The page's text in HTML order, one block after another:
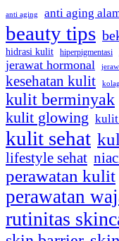
anti aging anti aging
beauty tips
hidrasi kulit hiperpigmentasi
jerawat hormonal
kesehatan kulit
kulit berminyak
kulit glowing
kulit sehat
lifestyle sehat
perawatan kulit
perawatan
rutinitas